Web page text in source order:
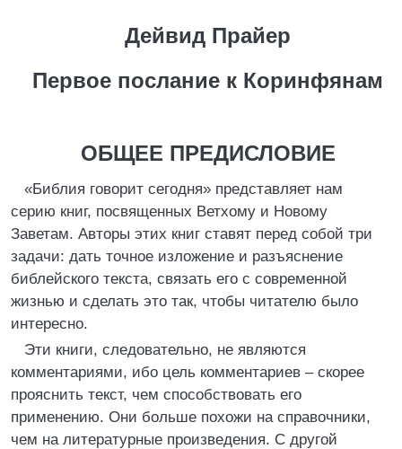
Дейвид Прайер
Первое послание к Коринфянам
ОБЩЕЕ ПРЕДИСЛОВИЕ
«Библия говорит сегодня» представляет нам
серию книг, посвященных Ветхому и Новому
Заветам. Авторы этих книг ставят перед собой три
задачи: дать точное изложение и разъяснение
библейского текста, связать его с современной
жизнью и сделать это так, чтобы читателю было
интересно.
Эти книги, следовательно, не являются
комментариями, ибо цель комментариев – скорее
прояснить текст, чем способствовать его
применению. Они больше похожи на справочники,
чем на литературные произведения. С другой